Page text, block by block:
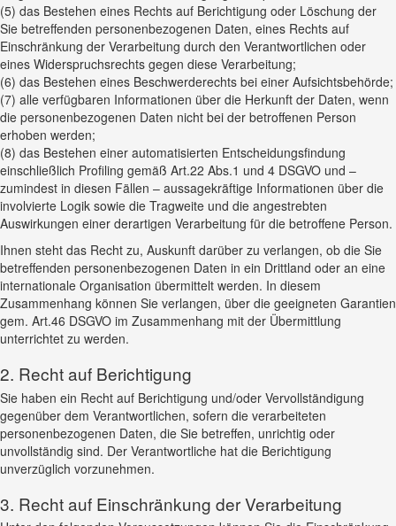
(5) das Bestehen eines Rechts auf Berichtigung oder Löschung der
Sie betreffenden personenbezogenen Daten, eines Rechts auf
Einschränkung der Verarbeitung durch den Verantwortlichen oder
eines Widerspruchsrechts gegen diese Verarbeitung;
(6) das Bestehen eines Beschwerderechts bei einer Aufsichtsbehörde;
(7) alle verfügbaren Informationen über die Herkunft der Daten, wenn
die personenbezogenen Daten nicht bei der betroffenen Person
erhoben werden;
(8) das Bestehen einer automatisierten Entscheidungsfindung
einschließlich Profiling gemäß Art.22 Abs.1 und 4 DSGVO und –
zumindest in diesen Fällen – aussagekräftige Informationen über die
involvierte Logik sowie die Tragweite und die angestrebten
Auswirkungen einer derartigen Verarbeitung für die betroffene Person.
Ihnen steht das Recht zu, Auskunft darüber zu verlangen, ob die Sie
betreffenden personenbezogenen Daten in ein Drittland oder an eine
internationale Organisation übermittelt werden. In diesem
Zusammenhang können Sie verlangen, über die geeigneten Garantien
gem. Art.46 DSGVO im Zusammenhang mit der Übermittlung
unterrichtet zu werden.
2. Recht auf Berichtigung
Sie haben ein Recht auf Berichtigung und/oder Vervollständigung
gegenüber dem Verantwortlichen, sofern die verarbeiteten
personenbezogenen Daten, die Sie betreffen, unrichtig oder
unvollständig sind. Der Verantwortliche hat die Berichtigung
unverzüglich vorzunehmen.
3. Recht auf Einschränkung der Verarbeitung